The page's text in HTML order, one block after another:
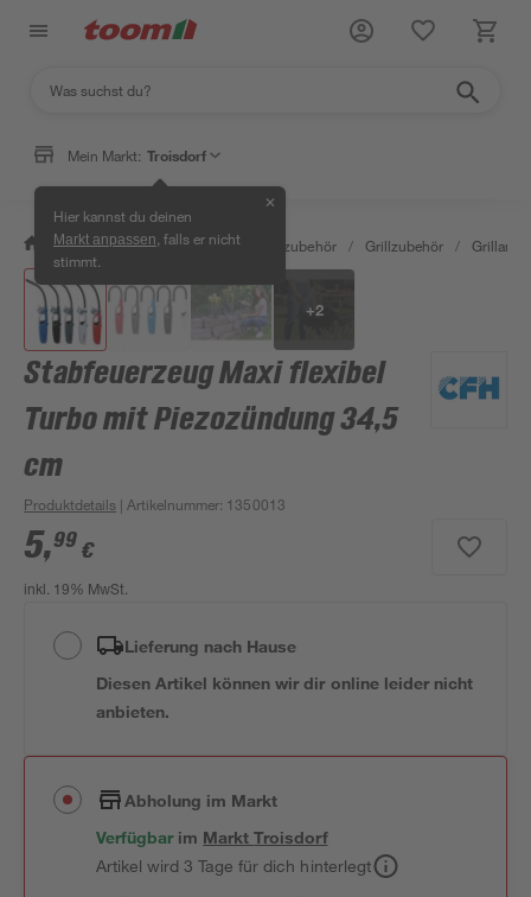
Mein Markt: Troisdorf
Hier kannst du deinen
Markt anpassen , falls er nicht
stimmt.
✕
/ Garten & Freizeit / Grills & Grillzubehör / Grillzubehör /
+2
Stabfeuerzeug Maxi flexibel
Turbo mit Piezozündung 34,5
cm
Produktdetails | Artikelnummer: 1350013
5,99 €
inkl. 19% MwSt.
Lieferung nach Hause
Diesen Artikel können wir dir online leider nicht
anbieten.
Abholung im Markt
Verfügbar im MarktTroisdorf
Artikel wird 3 Tage für dich hinterlegt